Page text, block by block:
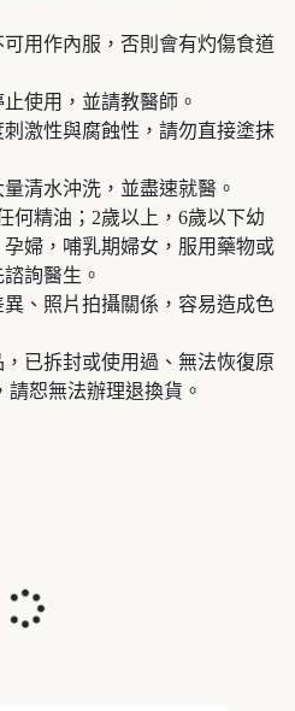
用作內服，否則會有灼傷食道
使用，並請教醫師。
激性與腐蝕性，請勿直接塗抹
清水沖洗，並盡速就醫。
何精油；2歲以上，6歲以下幼
婦，哺乳期婦女，服用藥物或
詢醫生。
、照片拍攝關係，容易造成色
已拆封或使用過、無法恢復原
恕無法辦理退換貨。